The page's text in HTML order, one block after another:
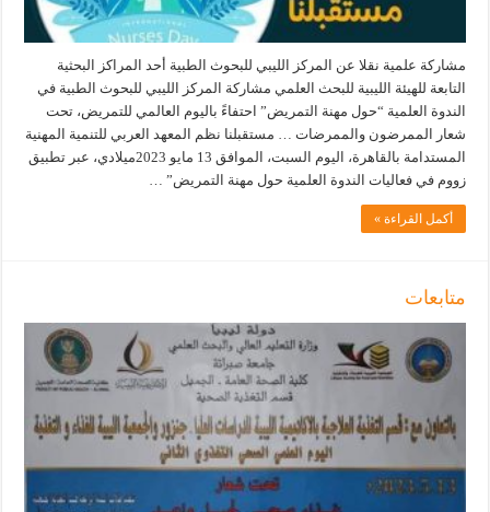
مشاركة علمية نقلا عن المركز الليبي للبحوث الطبية أحد المراكز البحثية
التابعة للهيئة الليبية للبحث العلمي مشاركة المركز الليبي للبحوث الطبية في
الندوة العلمية “حول مهنة التمريض” احتفاءً باليوم العالمي للتمريض، تحت
شعار الممرضون والممرضات … مستقبلنا نظم المعهد العربي للتنمية المهنية
المستدامة بالقاهرة، اليوم السبت، الموافق 13 مايو 2023ميلادي، عبر تطبيق
زووم في فعاليات الندوة العلمية حول مهنة التمريض” …
أكمل القراءة »
متابعات